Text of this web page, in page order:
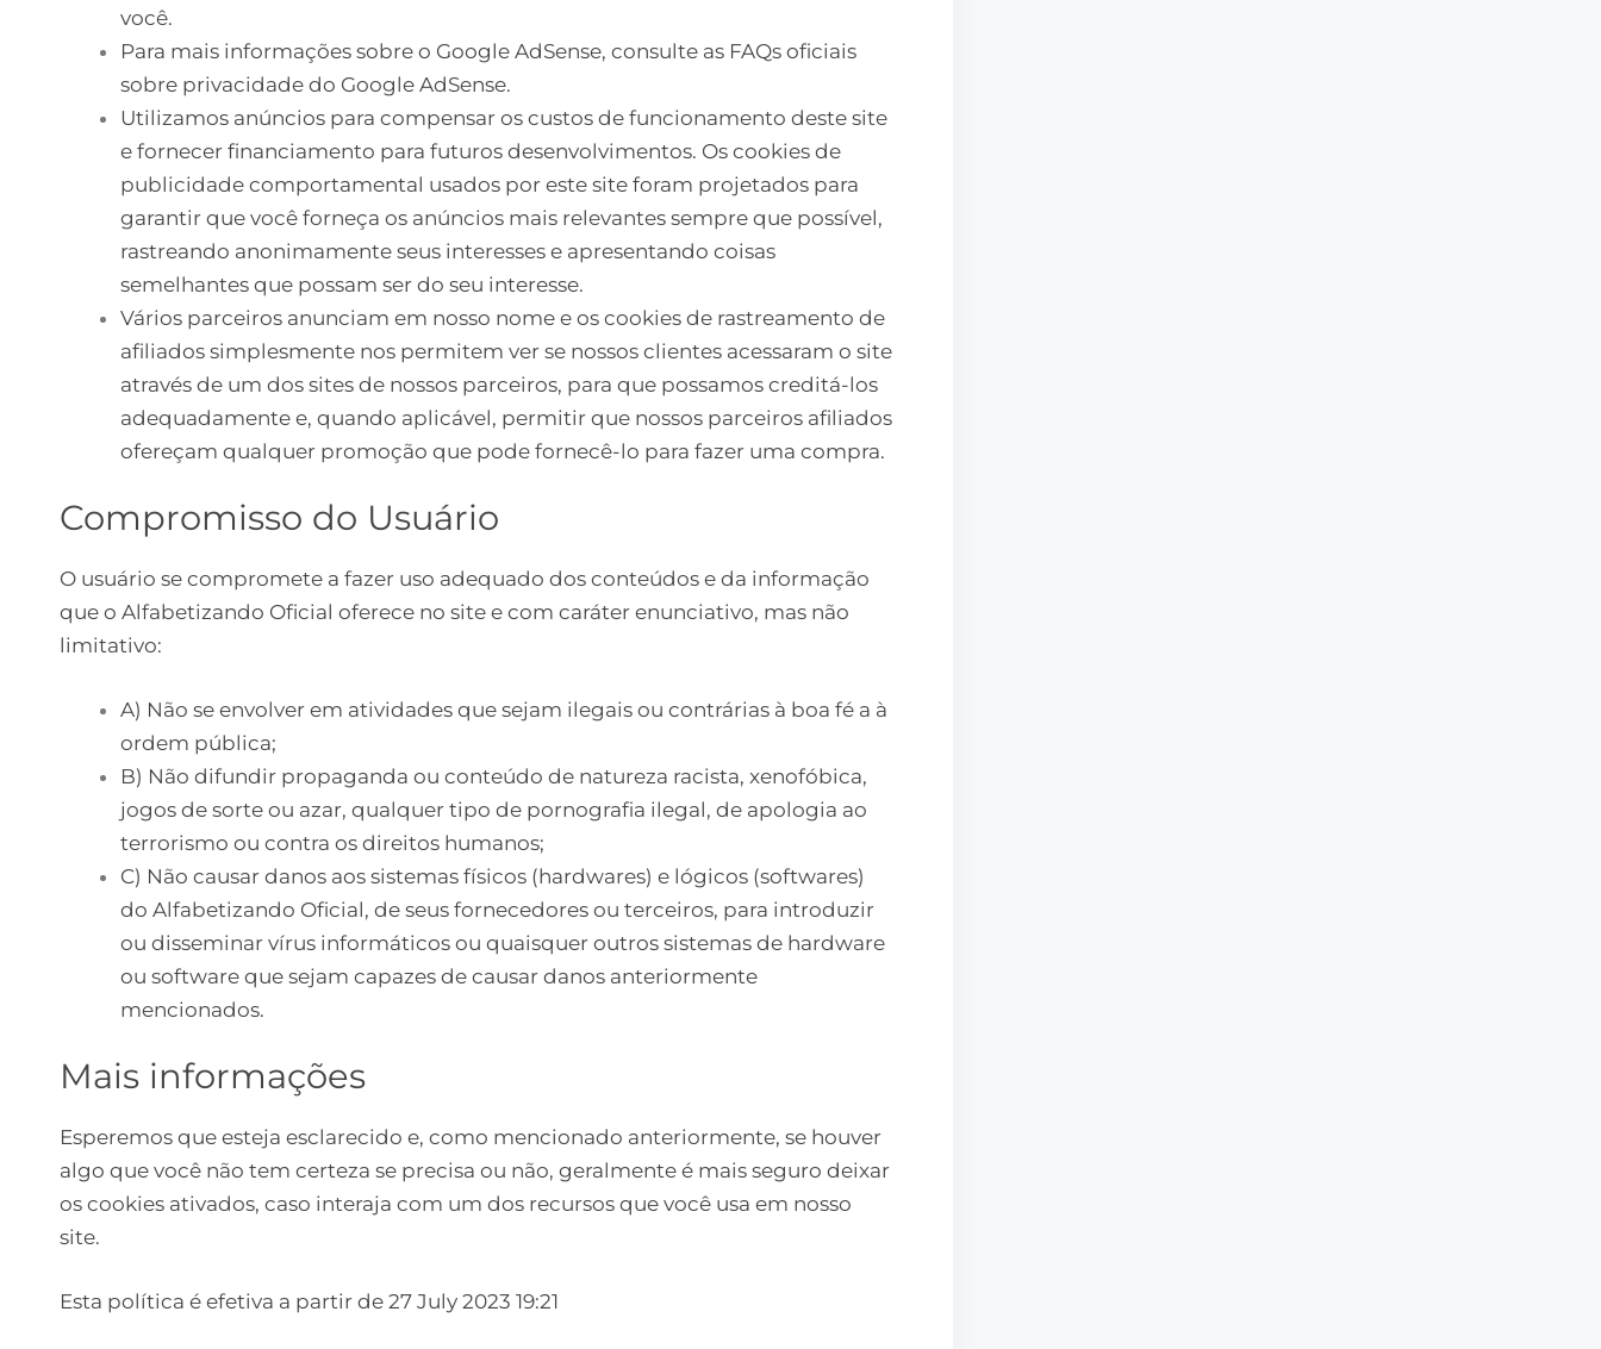
você.
Para mais informações sobre o Google AdSense, consulte as FAQs oficiais
sobre privacidade do Google AdSense.
Utilizamos anúncios para compensar os custos de funcionamento deste site
e fornecer financiamento para futuros desenvolvimentos. Os cookies de
publicidade comportamental usados ​​por este site foram projetados para
garantir que você forneça os anúncios mais relevantes sempre que possível,
rastreando anonimamente seus interesses e apresentando coisas
semelhantes que possam ser do seu interesse.
Vários parceiros anunciam em nosso nome e os cookies de rastreamento de
afiliados simplesmente nos permitem ver se nossos clientes acessaram o site
através de um dos sites de nossos parceiros, para que possamos creditá-los
adequadamente e, quando aplicável, permitir que nossos parceiros afiliados
ofereçam qualquer promoção que pode fornecê-lo para fazer uma compra.
Compromisso do Usuário
O usuário se compromete a fazer uso adequado dos conteúdos e da informação
que o Alfabetizando Oficial oferece no site e com caráter enunciativo, mas não
limitativo:
A) Não se envolver em atividades que sejam ilegais ou contrárias à boa fé a à
ordem pública;
B) Não difundir propaganda ou conteúdo de natureza racista, xenofóbica,
jogos de sorte ou azar, qualquer tipo de pornografia ilegal, de apologia ao
terrorismo ou contra os direitos humanos;
C) Não causar danos aos sistemas físicos (hardwares) e lógicos (softwares)
do Alfabetizando Oficial, de seus fornecedores ou terceiros, para introduzir
ou disseminar vírus informáticos ou quaisquer outros sistemas de hardware
ou software que sejam capazes de causar danos anteriormente
mencionados.
Mais informações
Esperemos que esteja esclarecido e, como mencionado anteriormente, se houver
algo que você não tem certeza se precisa ou não, geralmente é mais seguro deixar
os cookies ativados, caso interaja com um dos recursos que você usa em nosso
site.
Esta política é efetiva a partir de 27 July 2023 19:21